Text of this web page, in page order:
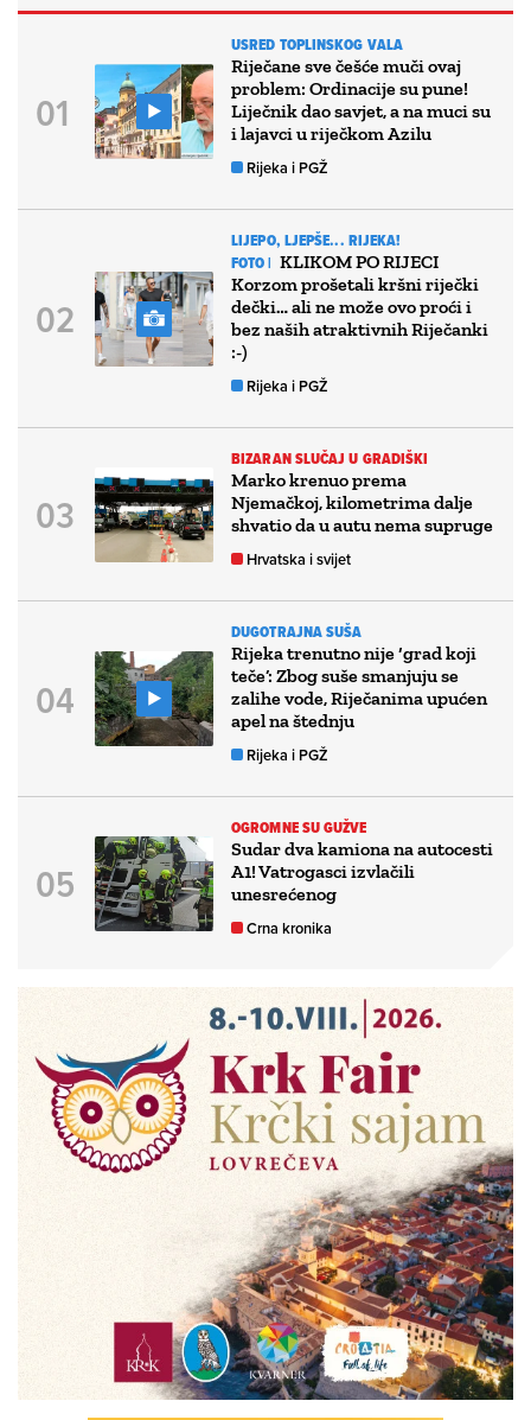
USRED TOPLINSKOG VALA
Riječane sve češće muči ovaj
problem: Ordinacije su pune!
Liječnik dao savjet, a na muci su
i lajavci u riječkom Azilu
Rijeka i PGŽ
LIJEPO, LJEPŠE... RIJEKA!
FOTO | KLIKOM PO RIJECI
Korzom prošetali kršni riječki
dečki… ali ne može ovo proći i
bez naših atraktivnih Riječanki
:-)
Rijeka i PGŽ
BIZARAN SLUČAJ U GRADIŠKI
Marko krenuo prema
Njemačkoj, kilometrima dalje
shvatio da u autu nema supruge
Hrvatska i svijet
DUGOTRAJNA SUŠA
Rijeka trenutno nije ‘grad koji
teče’: Zbog suše smanjuju se
zalihe vode, Riječanima upućen
apel na štednju
Rijeka i PGŽ
OGROMNE SU GUŽVE
Sudar dva kamiona na autocesti
A1! Vatrogasci izvlačili
unesrećenog
Crna kronika